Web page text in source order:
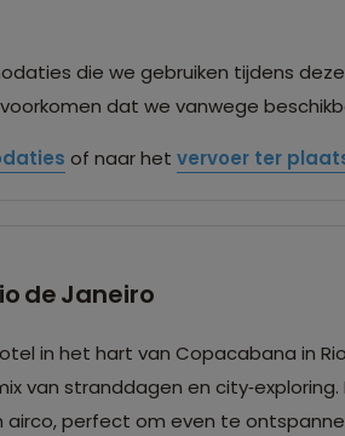
die we gebruiken tijdens
dat we vanwege
of naar het vervoer ter
de Janeiro
in het hart van Copacabana in
van stranddagen en
perfect om even te